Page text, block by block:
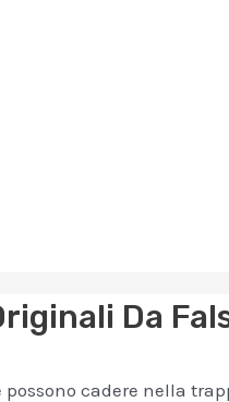
Da
cadere nella